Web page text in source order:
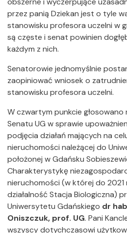
przez panią Dziekan jest o tyle
stanowisku profesora uczelni w
są częste i senat powinien
każdym z nich.
Senatorowie jednomyślnie
zaopiniować wniosek o
stanowisku profesora uczelni.
W czwartym punkcie
Senatu UG w sprawie
podjęcia działań mających na
nieruchomości należącej do
położonej w Gdańsku
Charakterystykę
nieruchomości (w której do 2021
działalność Stacja Biologiczna)
Uniwersytetu Gdańskiego dr
Oniszczuk, prof. UG. Pani
wszyscy dotychczasowi